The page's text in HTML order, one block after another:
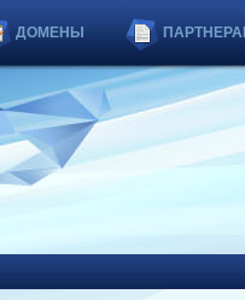
ДОМЕНЫ